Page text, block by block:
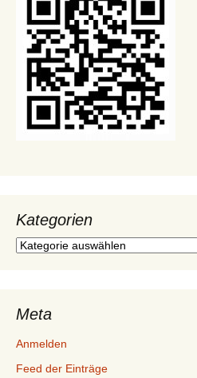
Kategorien
Kategorien
Meta
Anmelden
Feed der Einträge